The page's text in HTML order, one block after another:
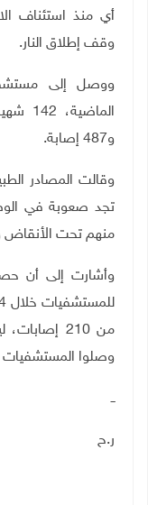
أي منذ استئناف
وقف إطلاق النار.
و487 إصابة
.
وقالت المصادر
تجد صعوبة في
منهم تحت الأنقاض
وأشارت إلى أن
من 210
وصلوا المستشفيات إلى 640 شهيدا وأكثر من
ــ
ر.ح